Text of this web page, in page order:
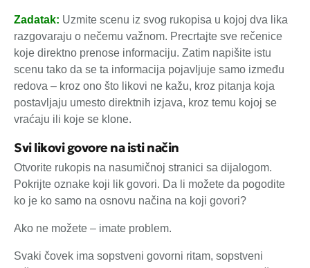
Zadatak: Uzmite scenu iz svog rukopisa u kojoj dva lika
razgovaraju o nečemu važnom. Precrtajte sve rečenice
koje direktno prenose informaciju. Zatim napišite istu
scenu tako da se ta informacija pojavljuje samo između
redova – kroz ono što likovi ne kažu, kroz pitanja koja
postavljaju umesto direktnih izjava, kroz temu kojoj se
vraćaju ili koje se klone.
Svi likovi govore na isti način
Otvorite rukopis na nasumičnoj stranici sa dijalogom.
Pokrijte oznake koji lik govori. Da li možete da pogodite
ko je ko samo na osnovu načina na koji govori?
Ako ne možete – imate problem.
Svaki čovek ima sopstveni govorni ritam, sopstveni